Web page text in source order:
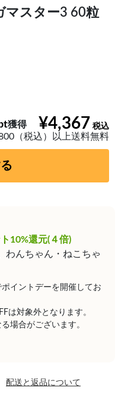
マスター3 60粒
¥4,367
獲得
（税込）以上送料無料
10%還元(４倍)
んちゃん・ねこちゃ
イントデーを開催してお
は対象外となります。
場合がございます。
配送と返品について